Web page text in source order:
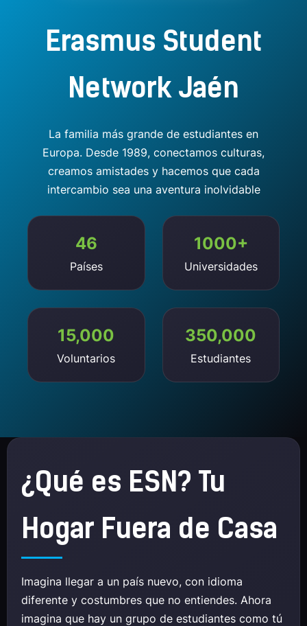
Erasmus Student
Network Jaén
La familia más grande de estudiantes en
Europa. Desde 1989, conectamos culturas,
creamos amistades y hacemos que cada
intercambio sea una aventura inolvidable
46
Países
1000+
Universidades
15,000
Voluntarios
350,000
Estudiantes
¿Qué es ESN? Tu
Hogar Fuera de Casa
Imagina llegar a un país nuevo, con idioma
diferente y costumbres que no entiendes. Ahora
imagina que hay un grupo de estudiantes como tú